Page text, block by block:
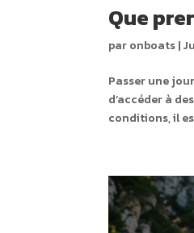
Que
paronboats|
Passer une
d’accéder à
conditions, il